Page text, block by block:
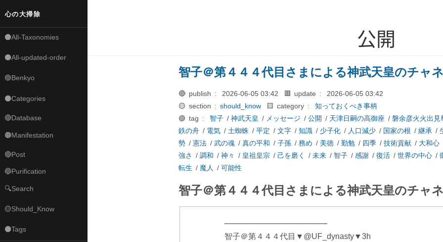
心の大掃除
⚫All-Taxonomies
⚫All-updated-order
🟣Benkyo
⚫Categories
🔴Database
🟠Manifestation
🔴Post
🔵Purification
🔍Search
🟡Should_Know
⚫Tags
公開
智子＠第４４４代目さまによる神武天皇のチャ
🔴 publish : 2026-06-05 03:42 🟥 update :
2026-06-05 03:42
🟡 section : should_know 🟨 category :
知っておくべき事柄
🟢 tag :
智子/ 神武天皇 / メッセージ / 公開 / 天津日嗣の高御座 / 磐余彦火火出見
鉄の舟/ 電気/ 土蜘蛛/ 平定 / 文字/ 知識/ 少子化/ 人口減少/ 国家の根 / 継承/
勢/ 憲法/ 武の魂/ 真の平和 / 子孫/ 務め / 美徳/ 勤勉/ 四季/ 技術貢献/ 大和心
強さ
/ 調和 / 神々 / 皇祖皇宗/ 己を磨く / 未来/ 智子/ 感謝/ 復活/ 世界の中心/
転生 / 魔人 / 可能性
智子＠第４４４代目さまによる神武天皇のチャ
━━━━━━━━━━━━━
智子＠第４４４代目▼@UF_dynasty▼3h